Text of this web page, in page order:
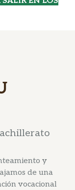
y
de una
vocacional